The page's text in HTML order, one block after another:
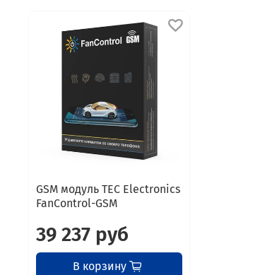
GSM модуль TEC Electronics
FanControl-GSM
39 237 руб
В корзину